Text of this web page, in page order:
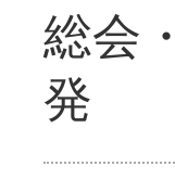
総会
発